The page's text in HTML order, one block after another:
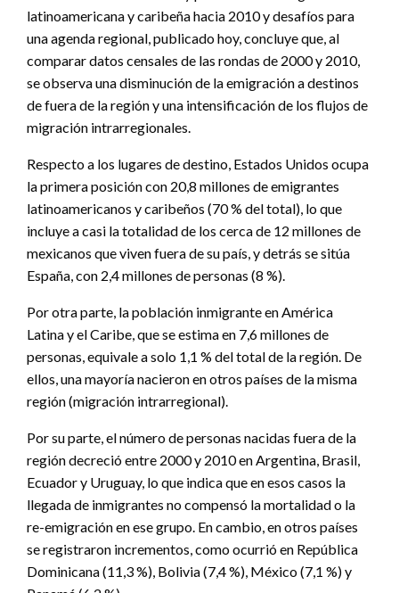
latinoamericana y caribeña hacia 2010 y desafíos para
una agenda regional, publicado hoy, concluye que, al
comparar datos censales de las rondas de 2000 y 2010,
se observa una disminución de la emigración a destinos
de fuera de la región y una intensificación de los flujos de
migración intrarregionales.
Respecto a los lugares de destino, Estados Unidos ocupa
la primera posición con 20,8 millones de emigrantes
latinoamericanos y caribeños (70 % del total), lo que
incluye a casi la totalidad de los cerca de 12 millones de
mexicanos que viven fuera de su país, y detrás se sitúa
España, con 2,4 millones de personas (8 %).
Por otra parte, la población inmigrante en América
Latina y el Caribe, que se estima en 7,6 millones de
personas, equivale a solo 1,1 % del total de la región. De
ellos, una mayoría nacieron en otros países de la misma
región (migración intrarregional).
Por su parte, el número de personas nacidas fuera de la
región decreció entre 2000 y 2010 en Argentina, Brasil,
Ecuador y Uruguay, lo que indica que en esos casos la
llegada de inmigrantes no compensó la mortalidad o la
re-emigración en ese grupo. En cambio, en otros países
se registraron incrementos, como ocurrió en República
Dominicana (11,3 %), Bolivia (7,4 %), México (7,1 %) y